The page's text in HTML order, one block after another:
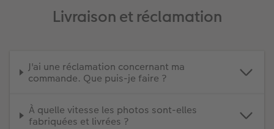
Livraison et réclamation
J'ai une réclamation concernant ma
commande. Que puis-je faire ?
À quelle vitesse les photos sont-elles
fabriquées et livrées ?